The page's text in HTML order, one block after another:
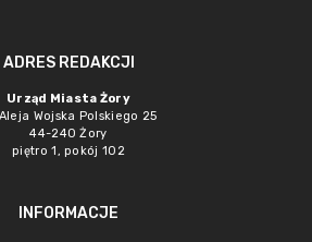
ADRES REDAKCJI
Urząd Miasta Żory
Wojska Polskiego 25
44-240 Żory
piętro 1, pokój 102
INFORMACJE